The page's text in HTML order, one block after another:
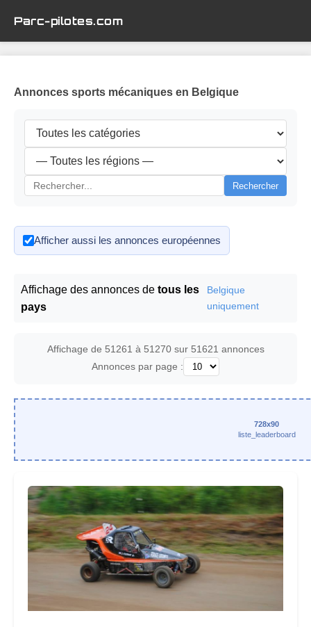
Parc-pilotes.com
Annonces sports mécaniques en Belgique
Rechercher
Afficher aussi les annonces européennes
Affichage des annonces de tous les
pays
Belgique
uniquement
Affichage de 51261 à 51270 sur 51621 annonces
Annonces par page :
728x90
liste_leaderboard